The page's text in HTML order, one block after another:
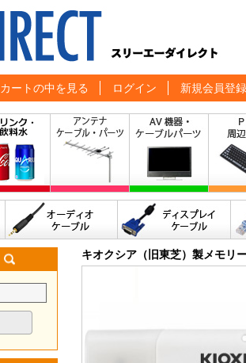
カートの中を見る ログイン 新規会員登録
キオクシア（旧東芝）製メモリ